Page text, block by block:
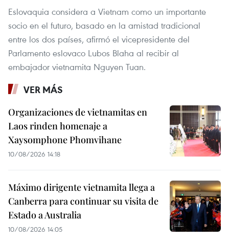
Eslovaquia considera a Vietnam como un importante
socio en el futuro, basado en la amistad tradicional
entre los dos países, afirmó el vicepresidente del
Parlamento eslovaco Lubos Blaha al recibir al
embajador vietnamita Nguyen Tuan.
VER MÁS
Organizaciones de vietnamitas en
Laos rinden homenaje a
Xaysomphone Phomvihane
10/08/2026 14:18
Máximo dirigente vietnamita llega a
Canberra para continuar su visita de
Estado a Australia
10/08/2026 14:05